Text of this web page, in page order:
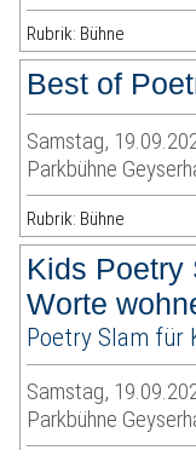
Rubrik: Bühne
Best of
Samstag,
Parkbühne
Rubrik: Bühne
Kids Poetry
Worte
Poetry Slam für
Samstag,
Parkbühne